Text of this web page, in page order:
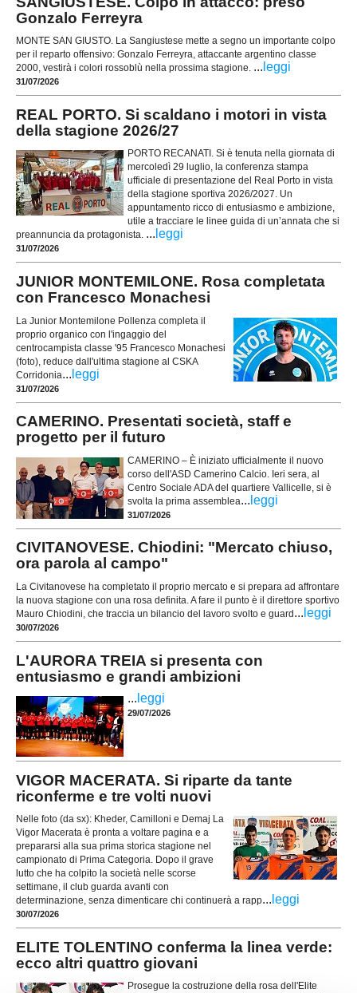
Gonzalo Ferreyra
MONTE SAN GIUSTO. La Sangiustese mette a segno un importante colpo
per il reparto offensivo: Gonzalo Ferreyra, attaccante argentino classe
2000, vestirà i colori rossoblù nella prossima stagione. ... leggi
31/07/2026
REAL PORTO. Si scaldano i motori in vista
della stagione 2026/27
PORTO RECANATI. Si è tenuta nella giornata di
mercoledì 29 luglio, la conferenza stampa
ufficiale di presentazione del Real Porto in vista
della stagione sportiva 2026/2027. Un
appuntamento ricco di entusiasmo e ambizione,
utile a tracciare le linee guida di un’annata che si
preannuncia da protagonista. ... leggi
31/07/2026
JUNIOR MONTEMILONE. Rosa completata
con Francesco Monachesi
La Junior Montemilone Pollenza completa il
proprio organico con l'ingaggio del
centrocampista classe '95 Francesco Monachesi
(foto), reduce dall'ultima stagione al CSKA
Corridonia... leggi
31/07/2026
CAMERINO. Presentati società, staff e
progetto per il futuro
CAMERINO – È iniziato ufficialmente il nuovo
corso dell'ASD Camerino Calcio. Ieri sera, al
Centro Sociale ADA del quartiere Vallicelle, si è
svolta la prima assemblea... leggi
31/07/2026
CIVITANOVESE. Chiodini: "Mercato chiuso,
ora parola al campo"
La Civitanovese ha completato il proprio mercato e si prepara ad affrontare
la nuova stagione con una rosa definita. A fare il punto è il direttore sportivo
Mauro Chiodini, che traccia un bilancio del lavoro svolto e guard... leggi
30/07/2026
L'AURORA TREIA si presenta con
entusiasmo e grandi ambizioni
... leggi
29/07/2026
VIGOR MACERATA. Si riparte da tante
riconferme e tre volti nuovi
Nelle foto (da sx): Kheder, Camilloni e Demaj La
Vigor Macerata è pronta a voltare pagina e a
prepararsi alla sua prima storica stagione nel
campionato di Prima Categoria. Dopo il grave
lutto che ha colpito la società nelle scorse
settimane, il club guarda avanti con
determinazione, senza dimenticare chi continuerà a rapp... leggi
30/07/2026
ELITE TOLENTINO conferma la linea verde:
ecco altri quattro giovani
Prosegue la costruzione della rosa dell'Elite